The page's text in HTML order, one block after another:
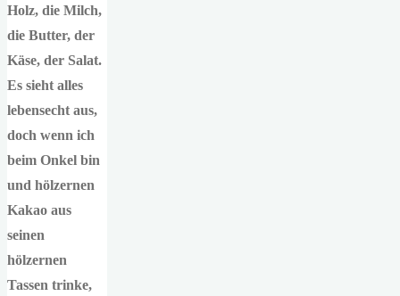
Holz, die Milch,
die Butter, der
Käse, der Salat.
Es sieht alles
lebensecht aus,
doch wenn ich
beim Onkel bin
und hölzernen
Kakao aus
seinen
hölzernen
Tassen trinke,